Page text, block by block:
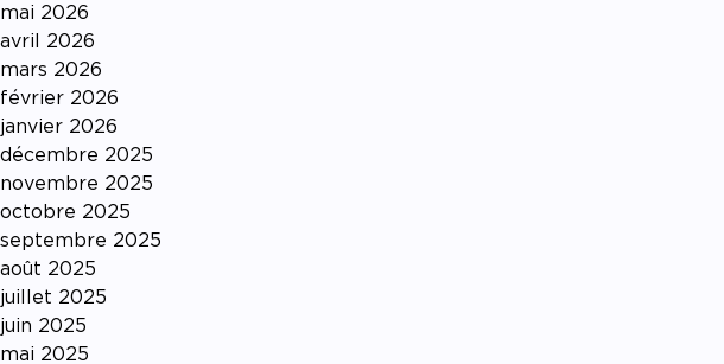
mai 2026
avril 2026
mars 2026
février 2026
janvier 2026
décembre 2025
novembre 2025
octobre 2025
septembre 2025
août 2025
juillet 2025
juin 2025
mai 2025